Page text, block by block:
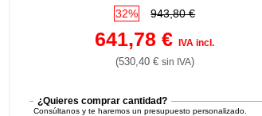
32% 943,80 €
641,78 €IVA incl.
(530,40 € sin IVA)
¿Quieres comprar cantidad?
Consúltanos y te haremos un presupuesto personalizado.